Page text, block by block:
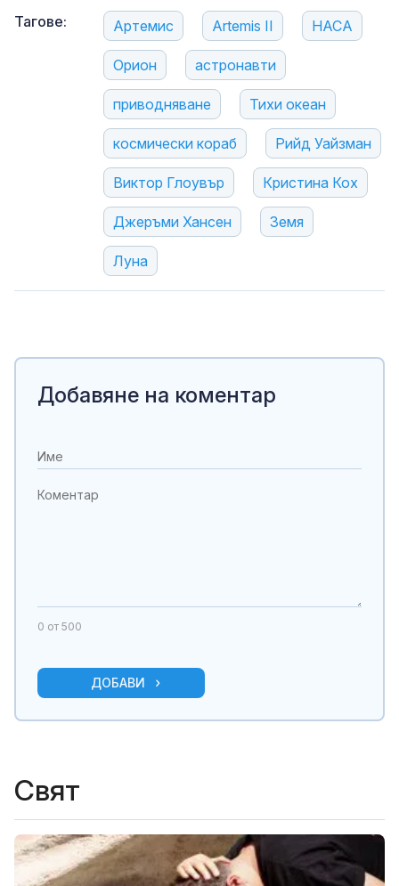
Тагове: Артемис Artemis II НАСА
Орион астронавти
приводняване Тихи океан
космически кораб Рийд Уайзман
Виктор Глоувър Кристина Кох
Джеръми Хансен Земя
Луна
Добавяне на коментар
0 от 500
ДОБАВИ
Свят